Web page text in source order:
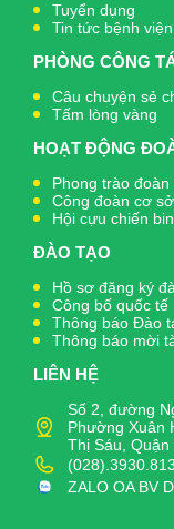
Tuyển dụng
Tin tức bệnh viện
PHÒNG CÔNG
Câu chuyện sẻ
Tấm lòng vàng
HOẠT ĐỘNG
Phong trào đoàn
Công đoàn cơ sở
Hội cựu chiến
ĐÀO TẠO
Hồ sơ đăng ký
Công bố quốc tế
Thông báo Đào
Thông báo mời
LIÊN HỆ
Số 2, đường
Phường Xuân
Thị Sáu, Quận
ZALO OA BV